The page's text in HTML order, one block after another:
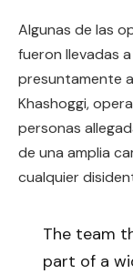
Algunas de las
fueron llevadas
presuntamente
Khashoggi,
personas
de una amplia
cualquier
The team
part of a